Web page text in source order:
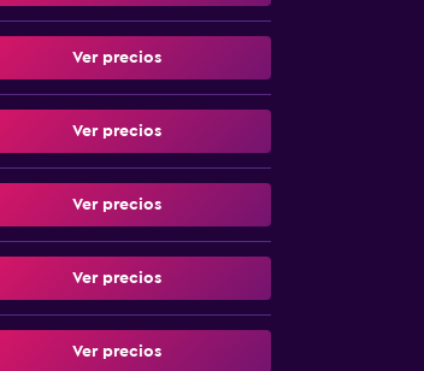
Ver precios
Ver precios
Ver precios
Ver precios
Ver precios